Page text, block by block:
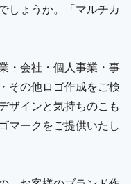
しょうか。「マルチカ
・会社・個人事業・事
その他ロゴ作成をご検
ザインと気持ちのこも
マークをご提供いたし